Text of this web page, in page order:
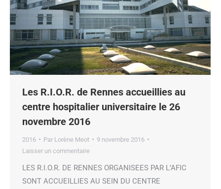
Les R.I.O.R. de Rennes accueillies au
centre hospitalier universitaire le 26
novembre 2016
2016 Par Lorène Meot
9 novembre 2016
Laisser un commentaire
LES R.I.O.R. DE RENNES ORGANISEES PAR L’AFIC
SONT ACCUEILLIES AU SEIN DU CENTRE